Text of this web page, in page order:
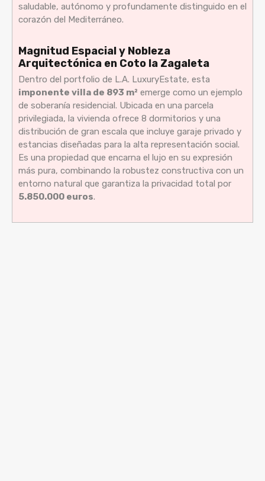
saludable, autónomo y profundamente distinguido en el
corazón del Mediterráneo.
Magnitud Espacial y Nobleza
Arquitectónica en Coto la Zagaleta
Dentro del portfolio de L.A. LuxuryEstate, esta
imponente villa de 893 m² emerge como un ejemplo
de soberanía residencial. Ubicada en una parcela
privilegiada, la vivienda ofrece 8 dormitorios y una
distribución de gran escala que incluye garaje privado y
estancias diseñadas para la alta representación social.
Es una propiedad que encarna el lujo en su expresión
más pura, combinando la robustez constructiva con un
entorno natural que garantiza la privacidad total por
5.850.000 euros.